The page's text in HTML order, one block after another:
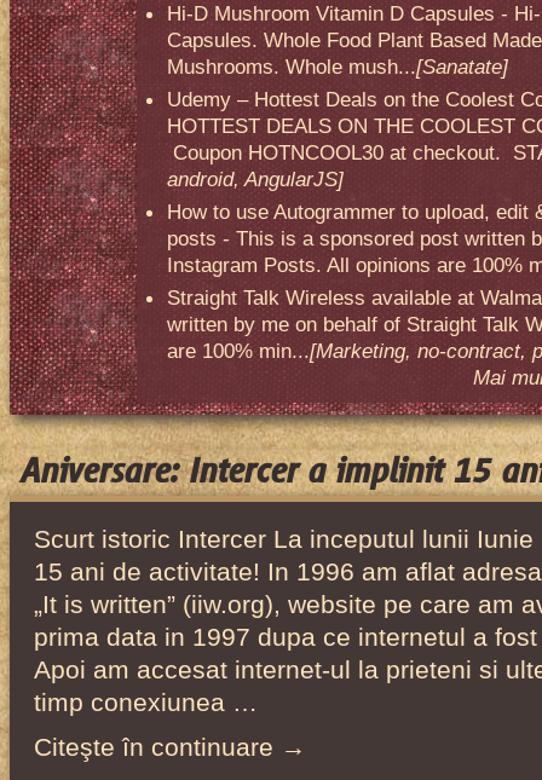
Hi-D Mushroom Vitamin D Capsules -
Capsules. Whole Food Plant Based
Mushrooms. Whole mush...[Sanatate]
Udemy – Hottest Deals on the Coolest
HOTTEST DEALS ON THE COOLEST
Coupon HOTNCOOL30 at checkout.
android, AngularJS]
How to use Autogrammer to upload, edit
posts - This is a sponsored post written
Instagram Posts. All opinions are 100%
Straight Talk Wireless available at
written by me on behalf of Straight Talk
are 100% min...[Marketing, no-contract,
Mai
Aniversare: Intercer a implinit 15
Scurt istoric Intercer La inceputul lunii
15 ani de activitate! In 1996 am aflat
„It is written” (iiw.org), website pe care am
prima data in 1997 dupa ce internetul a
Apoi am accesat internet-ul la prieteni si
timp conexiunea …
Citeşte în continuare →